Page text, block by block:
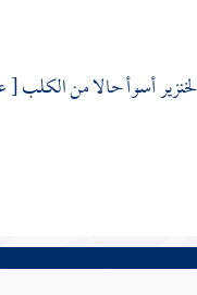
أسوأ حالا من الكلب [